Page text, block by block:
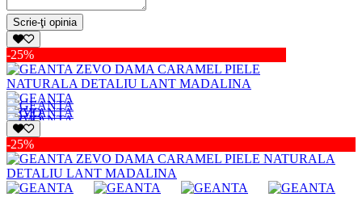
Scrie-ţi opinia
-25%
-25%